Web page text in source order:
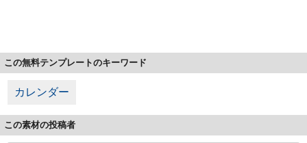
この無料テンプレートのキーワード
カレンダー
この素材の投稿者